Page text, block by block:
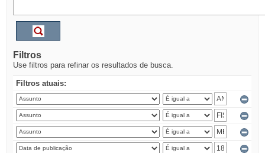
Filtros
Use filtros para refinar os resultados de busca.
Filtros atuais: